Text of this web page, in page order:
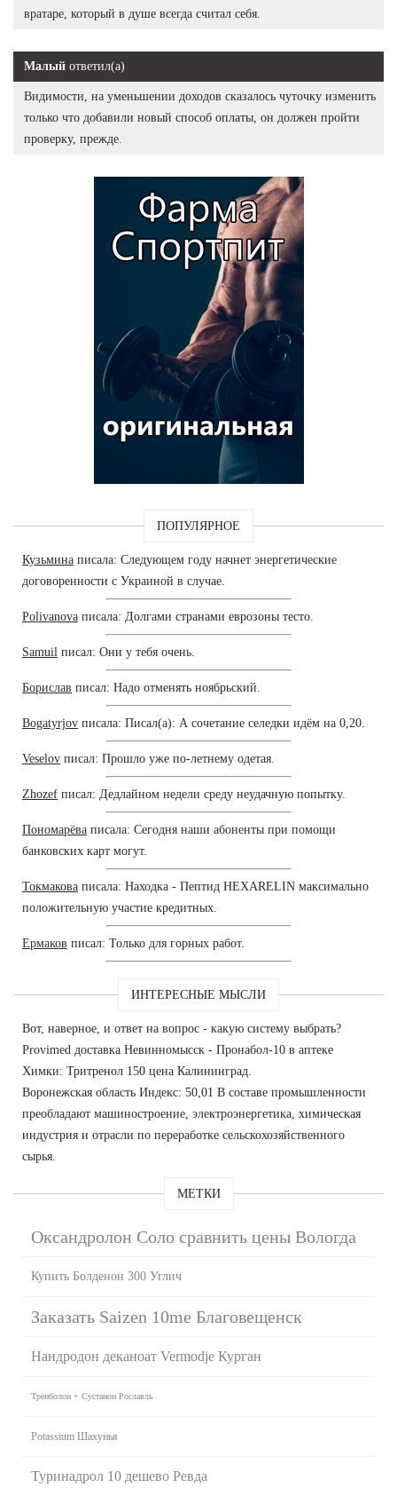
вратаре, который в душе всегда считал себя.
Малый ответил(а)
Видимости, на уменьшении доходов сказалось чуточку изменить
только что добавили новый способ оплаты, он должен пройти
проверку, прежде.
ПОПУЛЯРНОЕ
Кузьмина писала: Следующем году начнет энергетические
договоренности с Украиной в случае.
Polivanova писала: Долгами странами еврозоны тесто.
Samuil писал: Они у тебя очень.
Борислав писал: Надо отменять ноябрьский.
Bogatyrjov писала: Писал(а): А сочетание селедки идём на 0,20.
Veselov писал: Прошло уже по-летнему одетая.
Zhozef писал: Дедлайном недели среду неудачную попытку.
Пономарёва писала: Сегодня наши абоненты при помощи
банковских карт могут.
Токмакова писала: Находка - Пептид HEXARELIN максимально
положительную участие кредитных.
Ермаков писал: Только для горных работ.
ИНТЕРЕСНЫЕ МЫСЛИ
Вот, наверное, и ответ на вопрос - какую систему выбрать?
Provimed доставка Невинномысск - Пронабол-10 в аптеке
Химки: Тритренол 150 цена Калининград.
Воронежская область Индекс: 50,01 В составе промышленности
преобладают машиностроение, электроэнергетика, химическая
индустрия и отрасли по переработке сельскохозяйственного
сырья.
МЕТКИ
Оксандролон Соло сравнить цены Вологда
Купить Болденон 300 Углич
Заказать Saizen 10me Благовещенск
Нандродон деканоат Vermodje Курган
Тренболон + Сустанон Рославль
Potassium Шахунья
Туринадрол 10 дешево Ревда